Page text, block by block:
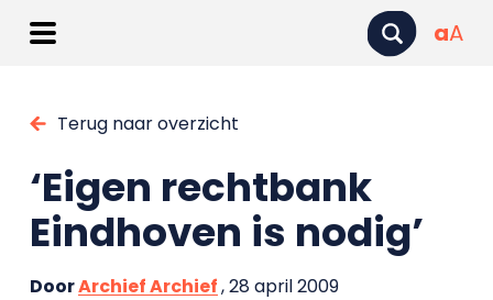
aA
Terug naar overzicht
‘Eigen rechtbank
Eindhoven is nodig’
DoorArchief Archief, 28 april 2009